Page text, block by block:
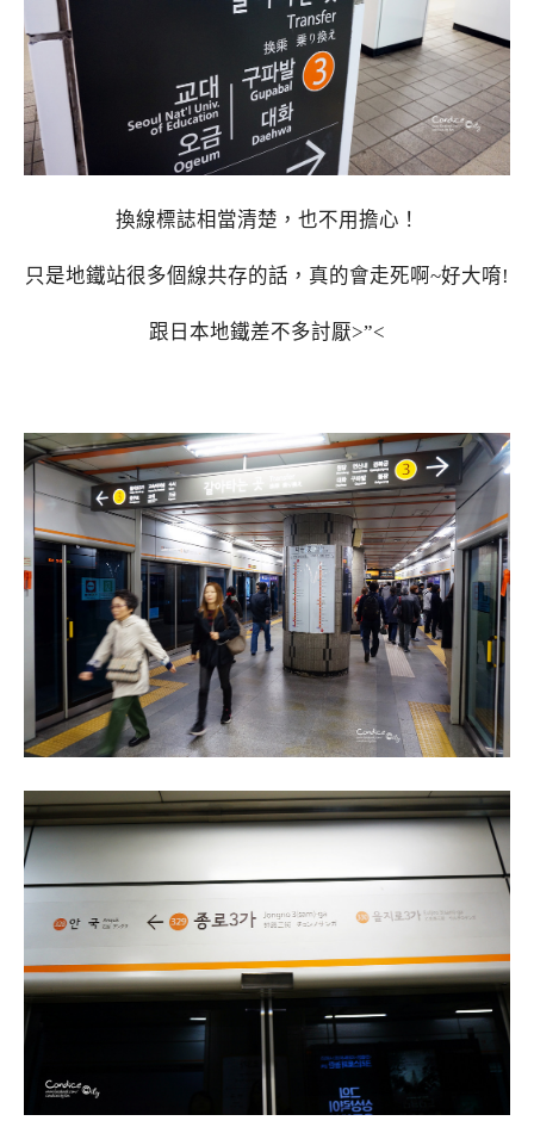
換線標誌相當清楚，也不用擔心！
只是地鐵站很多個線共存的話，真的會走死啊~好大唷!
跟日本地鐵差不多討厭>”<